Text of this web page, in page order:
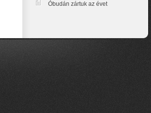
Óbudán zártuk az évet